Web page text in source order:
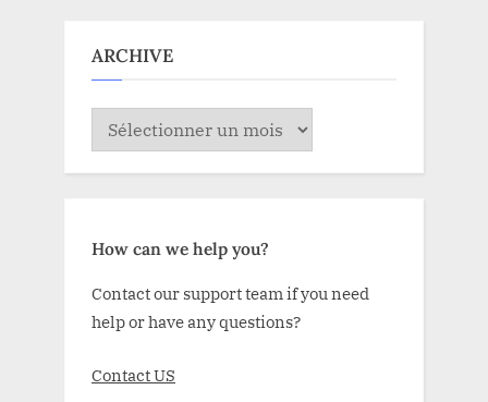
ARCHIVE
ARCHIVE
How can we help you?
Contact our support team if you need
help or have any questions?
Contact US